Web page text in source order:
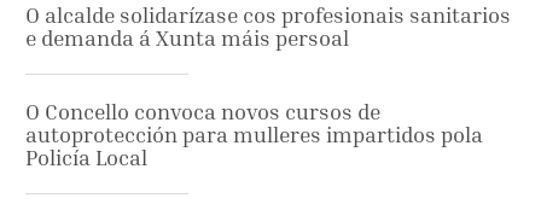
O alcalde solidarízase cos profesionais sanitarios
e demanda á Xunta máis persoal
O Concello convoca novos cursos de
autoprotección para mulleres impartidos pola
Policía Local